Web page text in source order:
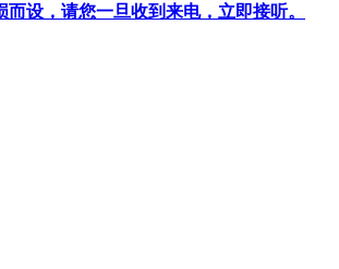
设，请您一旦收到来电，立即接听。